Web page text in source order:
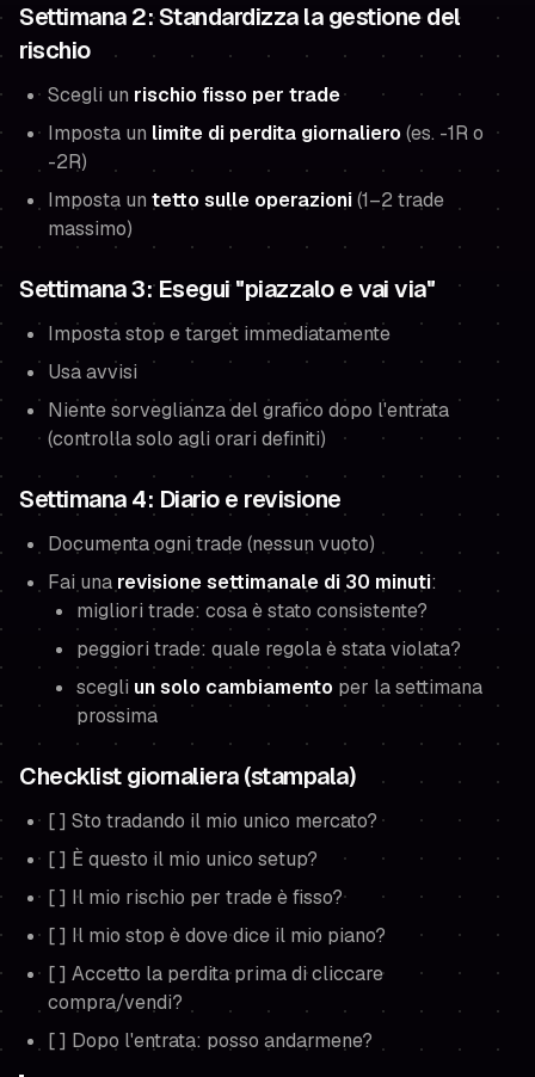
Settimana 2: Standardizza la gestione del
rischio
Scegli un rischio fisso per trade
Imposta un limite di perdita giornaliero(es. -1R o
-2R)
Imposta un tetto sulle operazioni(1–2 trade
massimo)
Settimana 3: Esegui "piazzalo e vai via"
Imposta stop e target immediatamente
Usa avvisi
Niente sorveglianza del grafico dopo l'entrata
(controlla solo agli orari definiti)
Settimana 4: Diario e revisione
Documenta ogni trade (nessun vuoto)
Fai una revisione settimanale di 30 minuti:
migliori trade: cosa è stato consistente?
peggiori trade: quale regola è stata violata?
scegli un solo cambiamento per la settimana
prossima
Checklist giornaliera (stampala)
[ ] Sto tradando il mio unico mercato?
[ ] È questo il mio unico setup?
[ ] Il mio rischio per trade è fisso?
[ ] Il mio stop è dove dice il mio piano?
[ ] Accetto la perdita prima di cliccare
compra/vendi?
[ ] Dopo l'entrata: posso andarmene?